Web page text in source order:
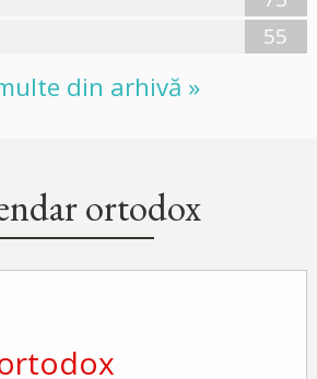
55
din arhivă »
ortodox